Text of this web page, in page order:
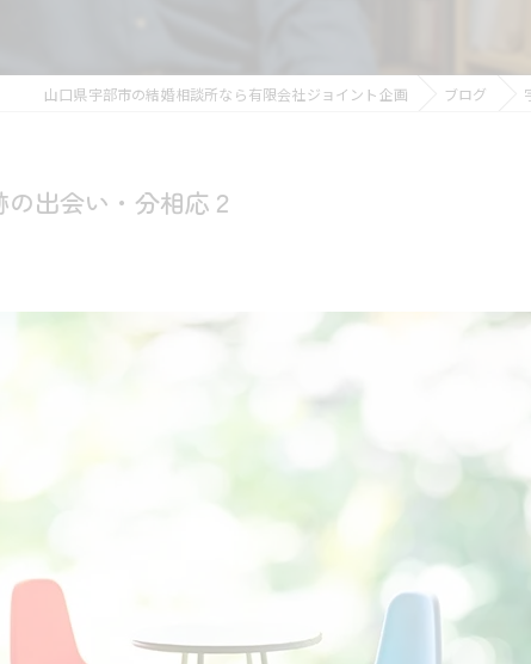
山口県宇部市の結婚相談所なら有限会社ジョイント企画 ブログ
出会い・分相応２